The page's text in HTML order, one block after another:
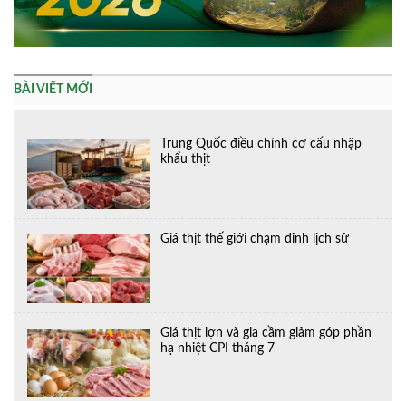
BÀI VIẾT MỚI
Trung Quốc điều chỉnh cơ cấu nhập
khẩu thịt
Giá thịt thế giới chạm đỉnh lịch sử
Giá thịt lợn và gia cầm giảm góp phần
hạ nhiệt CPI tháng 7